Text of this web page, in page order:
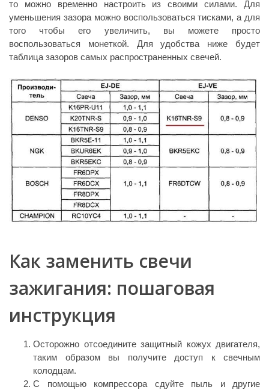
то можно временно настроить из своими силами. Для
уменьшения зазора можно воспользоваться тисками, а для
того чтобы его увеличить, вы можете просто
воспользоваться монеткой. Для удобства ниже будет
таблица зазоров самых распространенных свечей.
Как заменить свечи
зажигания: пошаговая
инструкция
Осторожно отсоедините защитный кожух двигателя,
таким образом вы получите доступ к свечным
колодцам.
С помощью компрессора сдуйте пыль и другие